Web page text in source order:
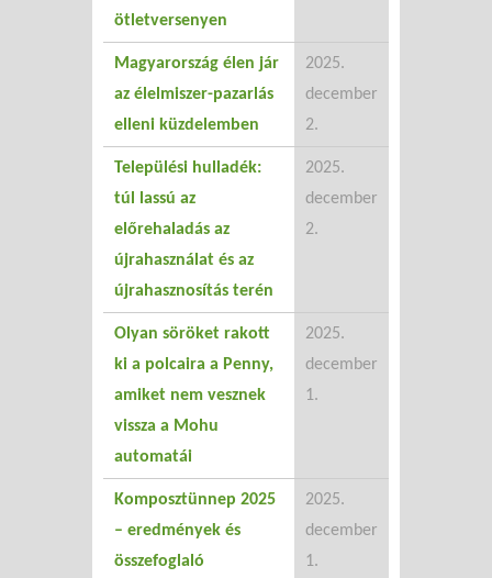
ötletversenyen
Magyarország élen jár
az élelmiszer-pazarlás
elleni küzdelemben
2025.
december
2.
Települési hulladék:
túl lassú az
előrehaladás az
újrahasználat és az
újrahasznosítás terén
2025.
december
2.
Olyan söröket rakott
ki a polcaira a Penny,
amiket nem vesznek
vissza a Mohu
automatái
2025.
december
1.
Komposztünnep 2025
– eredmények és
összefoglaló
2025.
december
1.